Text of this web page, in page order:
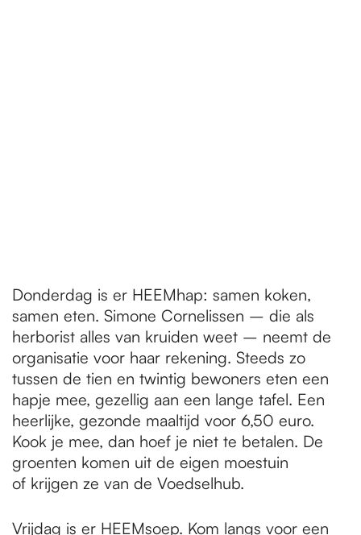
Donderdag is er HEEMhap: samen koken,
samen eten. Simone Cornelissen – die als
herborist alles van kruiden weet – neemt de
organisatie voor haar rekening. Steeds zo
tussen de tien en twintig bewoners eten een
hapje mee, gezellig aan een lange tafel. Een
heerlijke, gezonde maaltijd voor 6,50 euro.
Kook je mee, dan hoef je niet te betalen. De
groenten komen uit de eigen moestuin
of krijgen ze van de Voedselhub.
Vrijdag is er HEEMsoep. Kom langs voor een